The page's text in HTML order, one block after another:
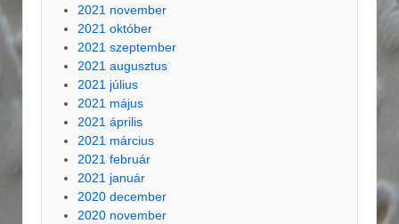
2021 november
2021 október
2021 szeptember
2021 augusztus
2021 július
2021 május
2021 április
2021 március
2021 február
2021 január
2020 december
2020 november